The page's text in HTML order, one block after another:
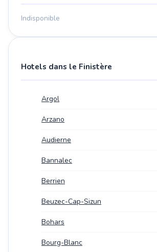
Indisponible
Hotels dans le Finistère
Argol
Arzano
Audierne
Bannalec
Berrien
Beuzec-Cap-Sizun
Bohars
Bourg-Blanc